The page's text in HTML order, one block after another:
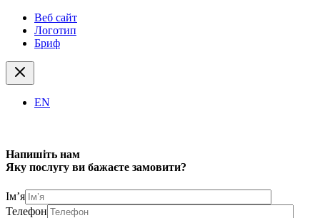
Веб сайт
Логотип
Бриф
EN
Напишіть нам
Яку послугу ви бажаєте замовити?
Ім’я
Телефон